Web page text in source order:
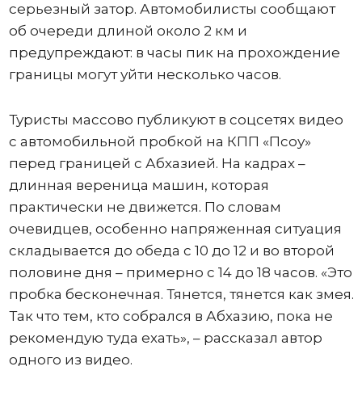
серьезный затор. Автомобилисты сообщают
об очереди длиной около 2 км и
предупреждают: в часы пик на прохождение
границы могут уйти несколько часов.
Туристы массово публикуют в соцсетях видео
с автомобильной пробкой на КПП «Псоу»
перед границей с Абхазией. На кадрах –
длинная вереница машин, которая
практически не движется. По словам
очевидцев, особенно напряженная ситуация
складывается до обеда с 10 до 12 и во второй
половине дня – примерно с 14 до 18 часов. «Это
пробка бесконечная. Тянется, тянется как змея.
Так что тем, кто собрался в Абхазию, пока не
рекомендую туда ехать», – рассказал автор
одного из видео.